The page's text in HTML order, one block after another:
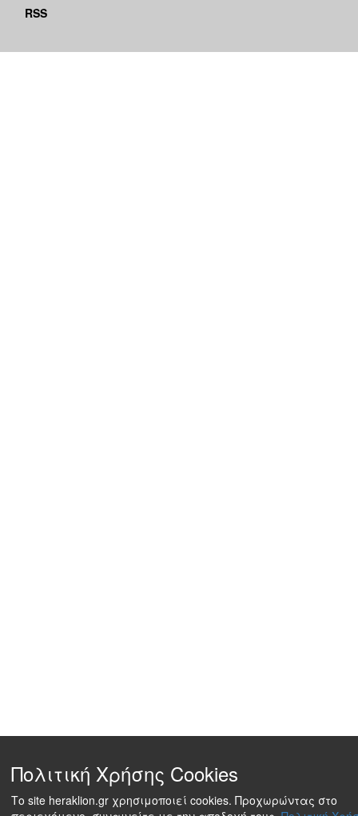
RSS
Πολιτική Χρήσης Cookies
Το site heraklion.gr χρησιμοποιεί cookies. Προχωρώντας στο